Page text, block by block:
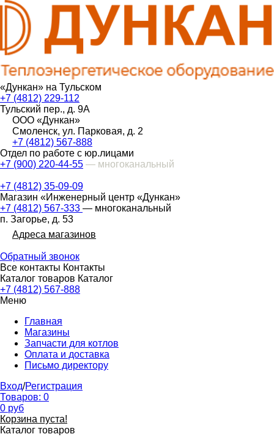
«Дункан» на Тульском
+7 (4812) 229-112
Тульский пер., д. 9А
ООО «Дункан»
Смоленск, ул. Парковая, д. 2
+7 (4812) 567-888
Отдел по работе с юр.лицами
+7 (900) 220-44-55 — многоканальный
+7 (4812) 35-09-09
Магазин «Инженерный центр «Дункан»
+7 (4812) 567-333 — многоканальный
п. Загорье, д. 53
Адреса магазинов
Обратный звонок
Все контакты Контакты
Каталог товаров Каталог
+7 (4812) 567-888
Меню
Главная
Магазины
Запчасти для котлов
Оплата и доставка
Письмо директору
Вход/Регистрация
Товаров: 0
0 руб
Корзина пуста!
Каталог товаров